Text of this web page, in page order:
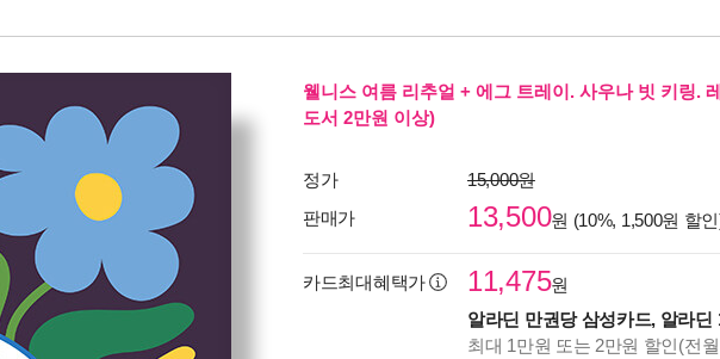
웰니스 여름 리추얼 + 에그 트레이. 사우나 빗 키링.
도서 2만원 이상)
정가
15,000원
판매가
13,500원 (10%, 1,500원 할
카드최대혜택가 11,475원
알라딘 만권당 삼성카드, 알라딘
최대 1만원 또는 2만원 할인(전